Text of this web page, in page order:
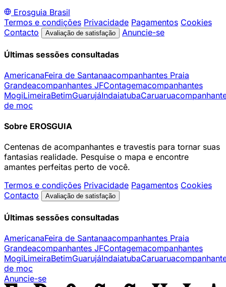
Erosguia Brasil
Termos e condições Privacidade Pagamentos Cookies
Contacto
Avaliação de satisfação Anuncie-se
Últimas sessões consultadas
AmericanaFeira de Santanaacompanhantes Praia
Grandeacompanhantes JFContagemacompanhantes
MogiLimeiraBetimGuarujáIndaiatubaCaruaru
de moc
Sobre EROSGUIA
Centenas de acompanhantes e travestis para tornar suas
fantasias realidade. Pesquise o mapa e encontre
amantes perfeitas perto de você.
Termos e condições Privacidade Pagamentos Cookies
Contacto
Avaliação de satisfação
Últimas sessões consultadas
AmericanaFeira de Santanaacompanhantes Praia
Grandeacompanhantes JFContagemacompanhantes
MogiLimeiraBetimGuarujáIndaiatubaCaruaru
de moc
Anuncie-se